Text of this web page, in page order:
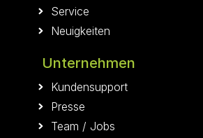
Service
Neuigkeiten
Unternehmen
Kundensupport
Presse
Team / Jobs